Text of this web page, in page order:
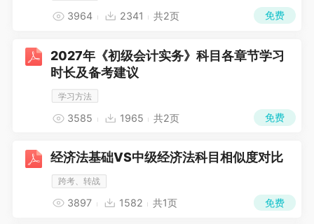
3964 2341 共2页 免费
2027年《初级会计实务》科目各章节学习
时长及备考建议
学习方法
3585 1965 共2页 免费
经济法基础VS中级经济法科目相似度对比
跨考、转战
3897 1582 共1页 免费